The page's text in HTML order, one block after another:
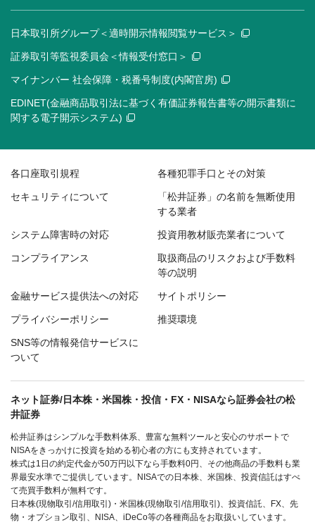
日本取引所グループ＜適時開示情報閲覧サービス＞
証券取引等監視委員会＜情報受付窓口＞
マイナンバー 社会保障・税番号制度(内閣官房)
EDINET(金融商品取引法に基づく有価証券報告書等の開示書類に
関する電子開示システム)
各口座取引規程 各種犯罪手口とその対策
セキュリティについて
「松井証券」の名前を無断使用
する業者
システム障害時の対応 投資用教材販売業者について
コンプライアンス
取扱商品のリスクおよび手数料
等の説明
金融サービス提供法への対応 サイトポリシー
プライバシーポリシー 推奨環境
SNS等の情報発信サービスに
ついて
ネット証券/日本株・米国株・投信・FX・NISAなら証券会社の松
井証券
松井証券はシンプルな手数料体系、豊富な無料ツールと安心のサポートで
NISAをきっかけに投資を始める初心者の方にも支持されています。
株式は1日の約定代金が50万円以下なら手数料0円、その他商品の手数料も業
界最安水準でご提供しています。NISAでの日本株、米国株、投資信託はすべ
て売買手数料が無料です。
日本株(現物取引/信用取引)・米国株(現物取引/信用取引)、投資信託、FX、先
物・オプション取引、NISA、iDeCo等の各種商品をお取扱いしています。